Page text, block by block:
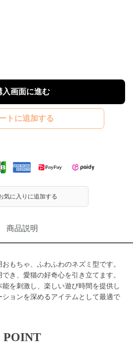
入画面に進む
トに追加する
気に入りに追加する
商品説明
もちゃ、ふわふわのネズミ型です。
き、愛猫の好奇心を引き立てます。
を刺激し、楽しい遊び時間を提供し
ションを深めるアイテムとして最適で
POINT